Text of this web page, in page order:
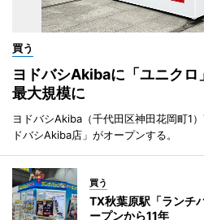
買う
ヨドバシAkibaに「ユニク
最大規模に
ヨドバシAkiba（千代田区神田花岡町1
ドバシAkiba店」がオープンする。
買う
TX秋葉原駅「ランチ
ープンから11年